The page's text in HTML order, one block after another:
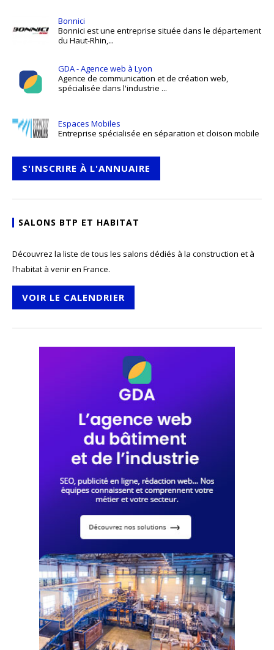
Bonnici
Bonnici est une entreprise située dans le département
du Haut-Rhin,...
GDA - Agence web à Lyon
Agence de communication et de création web,
spécialisée dans l'industrie ...
Espaces Mobiles
Entreprise spécialisée en séparation et cloison mobile
S'INSCRIRE À L'ANNUAIRE
SALONS BTP ET HABITAT
Découvrez la liste de tous les salons dédiés à la construction et à
l'habitat à venir en France.
VOIR LE CALENDRIER